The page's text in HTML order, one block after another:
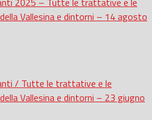
Vallesina e dintorni – 14 agosto
/ Tutte le trattative e le
Vallesina e dintorni – 23 giugno